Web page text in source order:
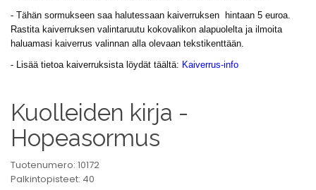
- Tähän sormukseen saa halutessaan kaiverruksen hintaan 5 euroa.
Rastita kaiverruksen valintaruutu kokovalikon alapuolelta ja ilmoita
haluamasi kaiverrus valinnan alla olevaan tekstikenttään.
- Lisää tietoa kaiverruksista löydät täältä: Kaiverrus-info
Kuolleiden kirja -
Hopeasormus
Tuotenumero: 10172
Palkintopisteet: 40